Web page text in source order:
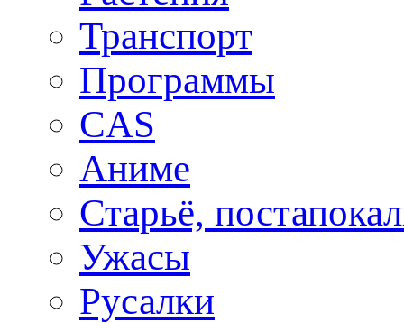
Транспорт
Программы
CAS
Аниме
Старьё,
Ужасы
Русалки